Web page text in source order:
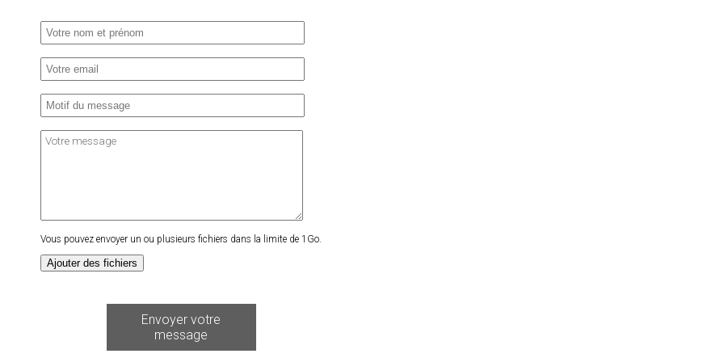
Vous pouvez envoyer un ou plusieurs fichiers dans la limite de 1Go.
Ajouter des fichiers
Envoyer votre
message